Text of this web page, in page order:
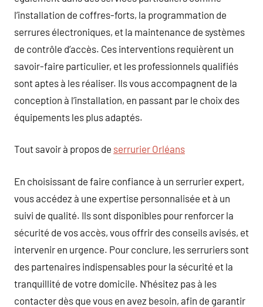
l’installation de coffres-forts, la programmation de
serrures électroniques, et la maintenance de systèmes
de contrôle d’accès. Ces interventions requièrent un
savoir-faire particulier, et les professionnels qualifiés
sont aptes à les réaliser. Ils vous accompagnent de la
conception à l’installation, en passant par le choix des
équipements les plus adaptés.
Tout savoir à propos de serrurier Orléans
En choisissant de faire confiance à un serrurier expert,
vous accédez à une expertise personnalisée et à un
suivi de qualité. Ils sont disponibles pour renforcer la
sécurité de vos accès, vous offrir des conseils avisés, et
intervenir en urgence. Pour conclure, les serruriers sont
des partenaires indispensables pour la sécurité et la
tranquillité de votre domicile. N’hésitez pas à les
contacter dès que vous en avez besoin, afin de garantir